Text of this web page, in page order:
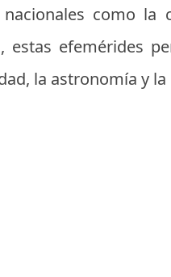
como la
estas efemérides
la astronomía y